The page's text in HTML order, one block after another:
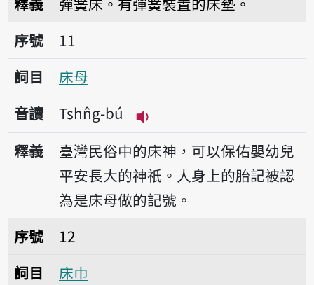
序號11床母
序號
11
詞目
床母
音讀
Tshn̂g-bú
播放音讀Tshn̂g-bú
釋義
臺灣民俗中的床神，可以保佑嬰幼兒
平安長大的神祇。人身上的胎記被認
為是床母做的記號。
序號12床巾
序號
12
詞目
床巾